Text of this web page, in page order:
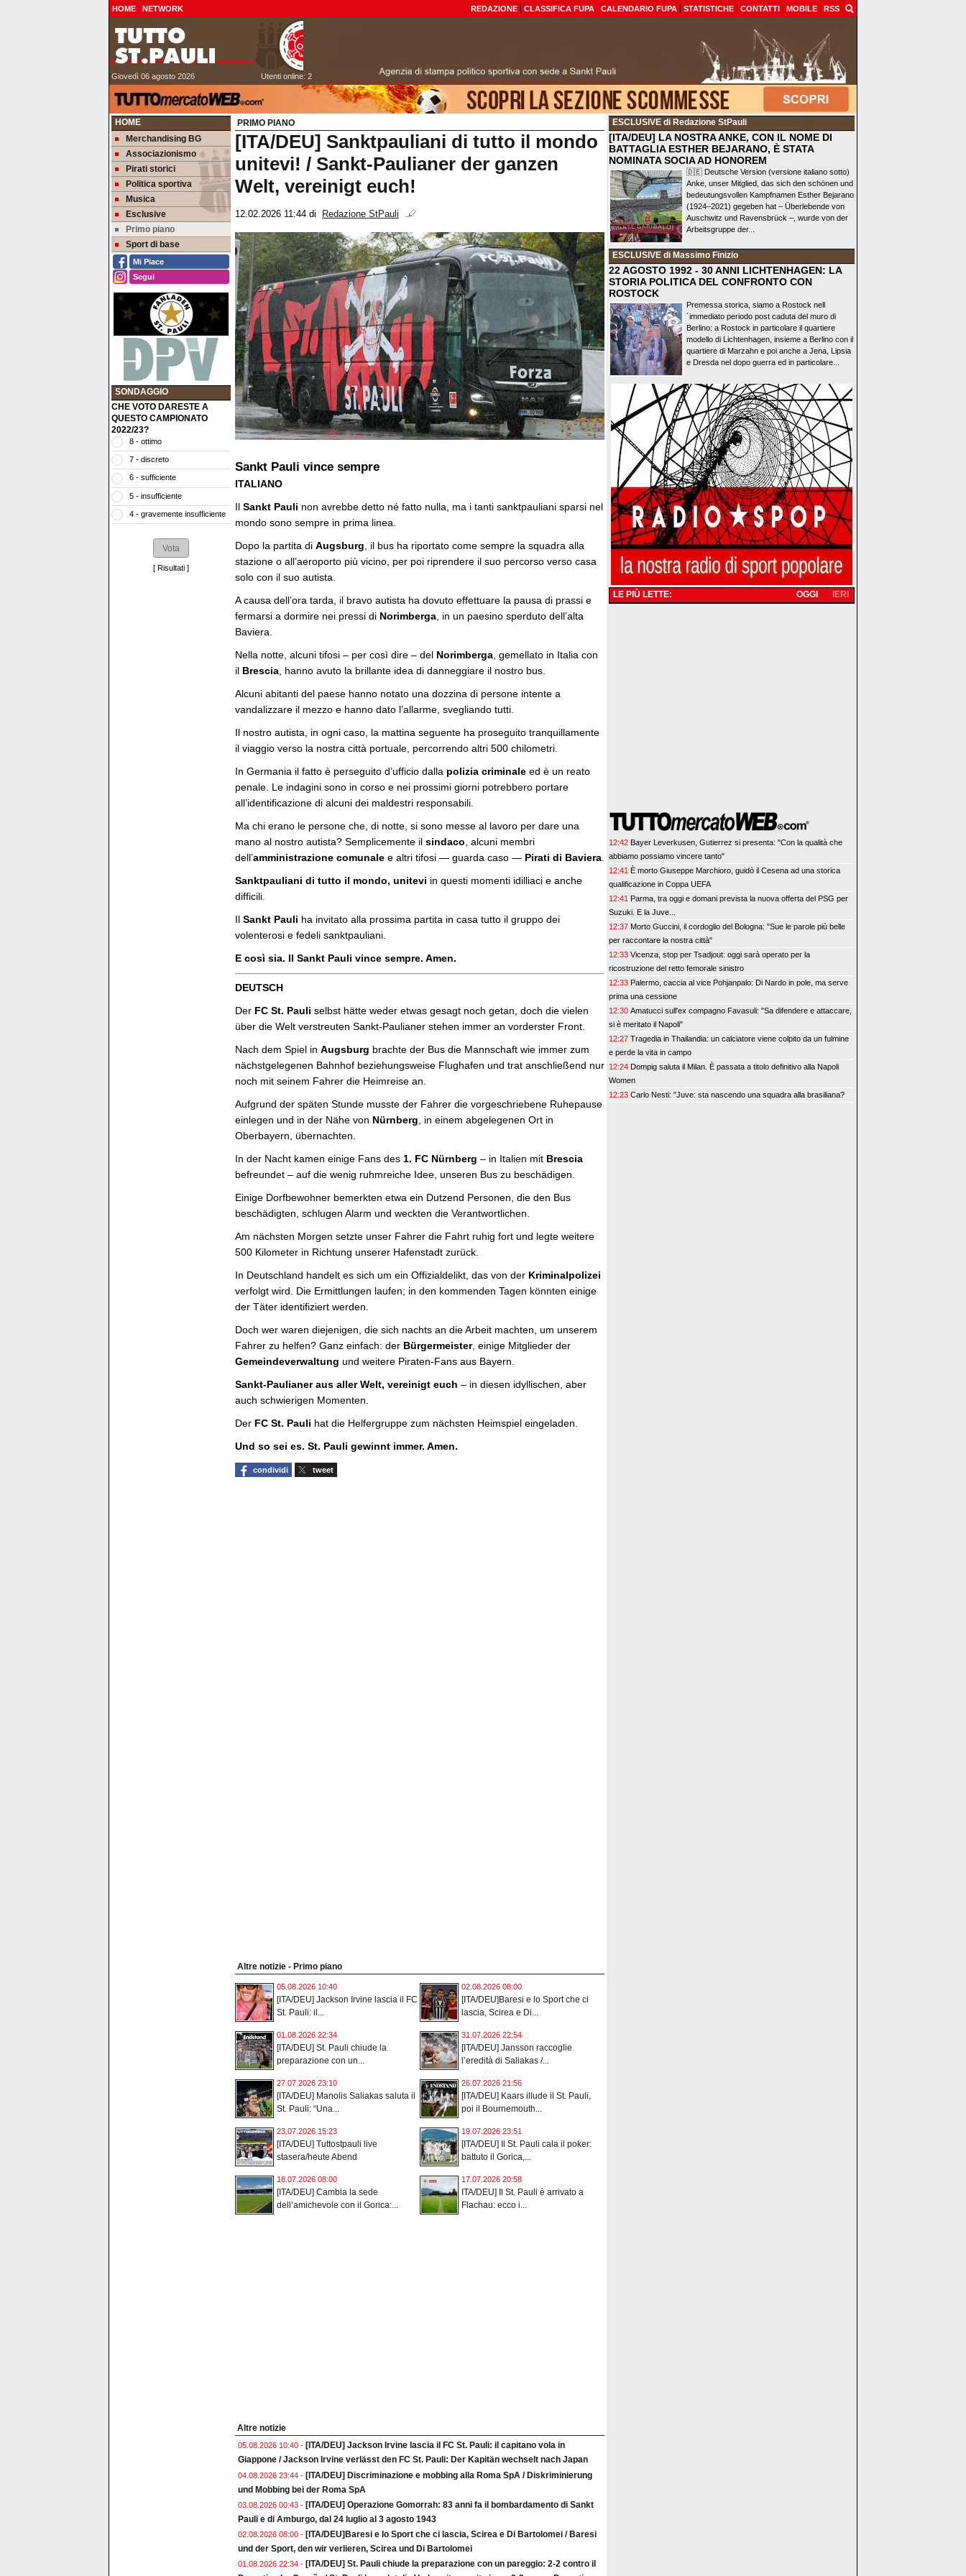
HOME NETWORK REDAZIONE CLASSIFICA FUPA CALENDARIO FUPA STATISTICHE CONTATTI MOBILE RSS
Giovedì 06 agosto 2026 Utenti online: 2
HOME
Merchandising BG
Associazionismo
Pirati storici
Politica sportiva
Musica
Esclusive
Primo piano
Sport di base
Mi Piace
Segui
SONDAGGIO
CHE VOTO DARESTE A
QUESTO CAMPIONATO
2022/23?
8 - ottimo
7 - discreto
6 - sufficiente
5 - insufficiente
4 - gravemente insufficiente
[ Risultati ]
PRIMO PIANO
[ITA/DEU] Sanktpauliani di tutto il mondo
unitevi! / Sankt-Paulianer der ganzen
Welt, vereinigt euch!
12.02.2026 11:44 di Redazione StPauli
Sankt Pauli vince sempre
ITALIANO
Il Sankt Pauli non avrebbe detto né fatto nulla, ma i tanti sanktpauliani sparsi nel
mondo sono sempre in prima linea.
Dopo la partita di Augsburg , il bus ha riportato come sempre la squadra alla
stazione o all’aeroporto più vicino, per poi riprendere il suo percorso verso casa
solo con il suo autista.
A causa dell’ora tarda, il bravo autista ha dovuto effettuare la pausa di prassi e
fermarsi a dormire nei pressi di Norimberga , in un paesino sperduto dell’alta
Baviera.
Nella notte, alcuni tifosi – per così dire – del Norimberga , gemellato in Italia con
il Brescia , hanno avuto la brillante idea di danneggiare il nostro bus.
Alcuni abitanti del paese hanno notato una dozzina di persone intente a
vandalizzare il mezzo e hanno dato l’allarme, svegliando tutti.
Il nostro autista, in ogni caso, la mattina seguente ha proseguito tranquillamente
il viaggio verso la nostra città portuale, percorrendo altri 500 chilometri.
In Germania il fatto è perseguito d’ufficio dalla polizia criminale ed è un reato
penale. Le indagini sono in corso e nei prossimi giorni potrebbero portare
all’identificazione di alcuni dei maldestri responsabili.
Ma chi erano le persone che, di notte, si sono messe al lavoro per dare una
mano al nostro autista? Semplicemente il sindaco , alcuni membri
dell’amministrazione comunale e altri tifosi — guarda caso — Pirati di Baviera
Sanktpauliani di tutto il mondo, unitevi in questi momenti idilliaci e anche
difficili.
Il Sankt Pauli ha invitato alla prossima partita in casa tutto il gruppo dei
volenterosi e fedeli sanktpauliani.
E così sia. Il Sankt Pauli vince sempre. Amen.
DEUTSCH
Der FC St. Pauli selbst hätte weder etwas gesagt noch getan, doch die vielen
über die Welt verstreuten Sankt-Paulianer stehen immer an vorderster Front.
Nach dem Spiel in Augsburg brachte der Bus die Mannschaft wie immer zum
nächstgelegenen Bahnhof beziehungsweise Flughafen und trat anschließend nur
noch mit seinem Fahrer die Heimreise an.
Aufgrund der späten Stunde musste der Fahrer die vorgeschriebene Ruhepause
einlegen und in der Nähe von Nürnberg , in einem abgelegenen Ort in
Oberbayern, übernachten.
In der Nacht kamen einige Fans des 1. FC Nürnberg – in Italien mit Brescia
befreundet – auf die wenig ruhmreiche Idee, unseren Bus zu beschädigen.
Einige Dorfbewohner bemerkten etwa ein Dutzend Personen, die den Bus
beschädigten, schlugen Alarm und weckten die Verantwortlichen.
Am nächsten Morgen setzte unser Fahrer die Fahrt ruhig fort und legte weitere
500 Kilometer in Richtung unserer Hafenstadt zurück.
In Deutschland handelt es sich um ein Offizialdelikt, das von der Kriminalpolizei
verfolgt wird. Die Ermittlungen laufen; in den kommenden Tagen könnten einige
der Täter identifiziert werden.
Doch wer waren diejenigen, die sich nachts an die Arbeit machten, um unserem
Fahrer zu helfen? Ganz einfach: der Bürgermeister, einige Mitglieder der
Gemeindeverwaltung und weitere Piraten-Fans aus Bayern.
Sankt-Paulianer aus aller Welt, vereinigt euch – in diesen idyllischen, aber
auch schwierigen Momenten.
Der FC St. Pauli hat die Helfergruppe zum nächsten Heimspiel eingeladen.
Und so sei es. St. Pauli gewinnt immer. Amen.
condividi tweet
Altre notizie - Primo piano
05.08.2026 10:40
[ITA/DEU] Jackson Irvine lascia il FC
St. Pauli: il...
02.08.2026 08:00
[ITA/DEU]Baresi e lo Sport che ci
lascia, Scirea e Di...
01.08.2026 22:34
[ITA/DEU] St. Pauli chiude la
preparazione con un...
31.07.2026 22:54
[ITA/DEU] Jansson raccoglie
l’eredità di Saliakas /...
27.07.2026 23:10
[ITA/DEU] Manolis Saliakas saluta il
St. Pauli: “Una...
26.07.2026 21:56
[ITA/DEU] Kaars illude il St. Pauli,
poi il Bournemouth...
23.07.2026 15:23
[ITA/DEU] Tuttostpauli live
stasera/heute Abend
19.07.2026 23:51
[ITA/DEU] Il St. Pauli cala il poker:
battuto il Gorica,...
18.07.2026 08:00
[ITA/DEU] Cambia la sede
dell’amichevole con il Gorica:...
17.07.2026 20:58
ITA/DEU] Il St. Pauli è arrivato a
Flachau: ecco i...
Altre notizie
05.08.2026 10:40 - [ITA/DEU] Jackson Irvine lascia il FC St. Pauli: il capitano vola in
Giappone / Jackson Irvine verlässt den FC St. Pauli: Der Kapitän wechselt nach Japan
04.08.2026 23:44 - [ITA/DEU] Discriminazione e mobbing alla Roma SpA / Diskriminierung
und Mobbing bei der Roma SpA
03.08.2026 00:43 - [ITA/DEU] Operazione Gomorrah: 83 anni fa il bombardamento di Sankt
Pauli e di Amburgo, dal 24 luglio al 3 agosto 1943
02.08.2026 08:00 - [ITA/DEU]Baresi e lo Sport che ci lascia, Scirea e Di Bartolomei / Baresi
und der Sport, den wir verlieren, Scirea und Di Bartolomei
01.08.2026 22:34 - [ITA/DEU] St. Pauli chiude la preparazione con un pareggio: 2-2 contro il
ESCLUSIVE di Redazione StPauli
[ITA/DEU] LA NOSTRA ANKE, CON IL NOME DI
BATTAGLIA ESTHER BEJARANO, È STATA
NOMINATA SOCIA AD HONOREM
🇩🇪 Deutsche Version (versione italiano sotto)
Anke, unser Mitglied, das sich den schönen und
bedeutungsvollen Kampfnamen Esther Bejarano
(1924–2021) gegeben hat – Überlebende von
Auschwitz und Ravensbrück –, wurde von der
Arbeitsgruppe der...
ESCLUSIVE di Massimo Finizio
22 AGOSTO 1992 - 30 ANNI LICHTENHAGEN: LA
STORIA POLITICA DEL CONFRONTO CON
ROSTOCK
Premessa storica, siamo a Rostock nell
´immediato periodo post caduta del muro di
Berlino: a Rostock in particolare il quartiere
modello di Lichtenhagen, insieme a Berlino con il
quartiere di Marzahn e poi anche a Jena, Lipsia
e Dresda nel dopo guerra ed in particolare...
LE PIÙ LETTE: IERI
OGGI
12:42 Bayer Leverkusen, Gutierrez si presenta: "Con la qualità che
abbiamo possiamo vincere tanto"
12:41 È morto Giuseppe Marchioro, guidò il Cesena ad una storica
qualificazione in Coppa UEFA
12:41 Parma, tra oggi e domani prevista la nuova offerta del PSG per
Suzuki. E la Juve...
12:37 Morto Guccini, il cordoglio del Bologna: "Sue le parole più belle
per raccontare la nostra città"
12:33 Vicenza, stop per Tsadjout: oggi sarà operato per la
ricostruzione del retto femorale sinistro
12:33 Palermo, caccia al vice Pohjanpalo: Di Nardo in pole, ma serve
prima una cessione
12:30 Amatucci sull'ex compagno Favasuli: "Sa difendere e attaccare,
si è meritato il Napoli"
12:27 Tragedia in Thailandia: un calciatore viene colpito da un fulmine
e perde la vita in campo
12:24 Dompig saluta il Milan. È passata a titolo definitivo alla Napoli
Women
12:23 Carlo Nesti: "Juve: sta nascendo una squadra alla brasiliana?